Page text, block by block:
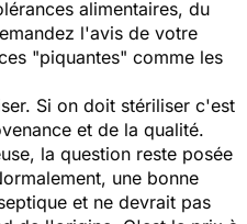
alimentaires, du
l'avis de votre
"piquantes" comme les
Si on doit stériliser c'est
et de la qualité.
la question reste posée
une bonne
et ne devrait pas